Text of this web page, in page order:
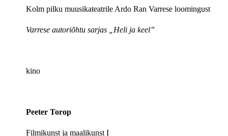
Kolm pilku muusikateatrile Ardo Ran Varrese loomingust
Varrese autoriõhtu sarjas „Heli ja keel”
kino
Peeter Torop
Filmikunst ja maalikunst I